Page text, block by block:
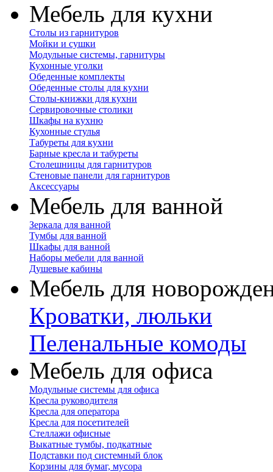
Мебель для кухни
Столы из гарнитуров
Мойки и сушки
Модульные системы, гарнитуры
Кухонные уголки
Обеденные комплекты
Обеденные столы для кухни
Столы-книжки для кухни
Сервировочные столики
Шкафы на кухню
Кухонные стулья
Табуреты для кухни
Барные кресла и табуреты
Столешницы для гарнитуров
Стеновые панели для гарнитуров
Аксессуары
Мебель для ванной
Зеркала для ванной
Тумбы для ванной
Шкафы для ванной
Наборы мебели для ванной
Душевые кабины
Мебель для
Кроватки, люльки
Пеленальные комоды
Мебель для офиса
Модульные системы для офиса
Кресла руководителя
Кресла для оператора
Кресла для посетителей
Стеллажи офисные
Выкатные тумбы, подкатные
Подставки под системный блок
Корзины для бумаг, мусора